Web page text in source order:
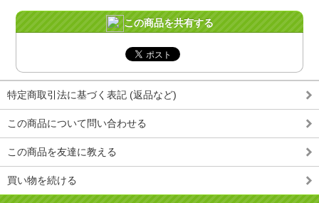
この商品を共有する
特定商取引法に基づく表記 (返品など)
この商品について問い合わせる
この商品を友達に教える
買い物を続ける